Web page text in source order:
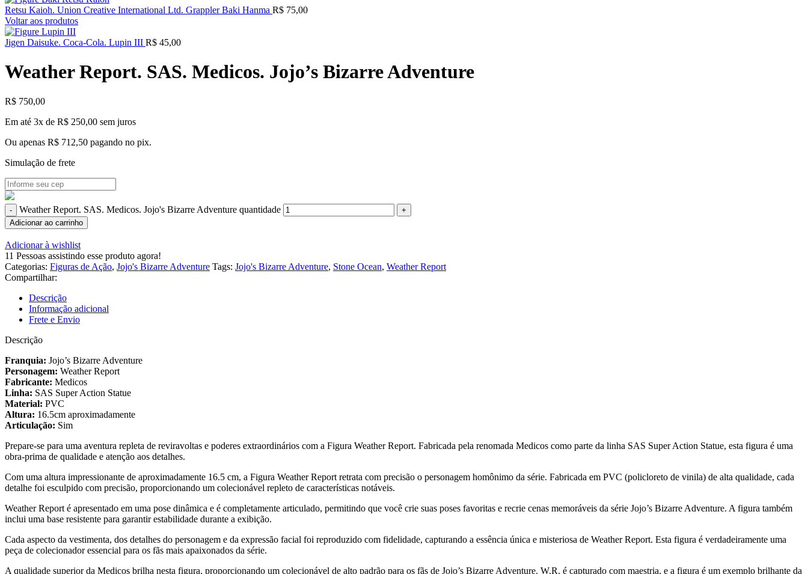
Retsu Kaioh. Union Creative International Ltd. Grappler Baki Hanma R$ 75,00
Voltar aos produtos
Jigen Daisuke. Coca-Cola. Lupin III R$ 45,00
Weather Report. SAS. Medicos. Jojo’s Bizarre Adventure
R$ 750,00
Em até 3x de R$ 250,00 sem juros
Ou apenas R$ 712,50 pagando no pix.
Simulação de frete
Weather Report. SAS. Medicos. Jojo's Bizarre Adventure quantidade
Adicionar ao carrinho
Adicionar à wishlist
11 Pessoas assistindo esse produto agora!
Categorias: Figuras de Ação, Jojo's Bizarre Adventure Tags: Jojo's Bizarre Adventure, Stone Ocean, Weather Report
Compartilhar:
Descrição
Informação adicional
Frete e Envio
Descrição
Franquia: Jojo’s Bizarre Adventure
Personagem: Weather Report
Fabricante: Medicos
Linha: SAS Super Action Statue
Material: PVC
Altura: 16.5cm aproximadamente
Articulação: Sim
Prepare-se para uma aventura repleta de reviravoltas e poderes extraordinários com a Figura Weather Report. Fabricada pela renomada Medicos como parte da linha SAS Super Action Statue, esta figura é uma
obra-prima de qualidade e atenção aos detalhes.
Com uma altura impressionante de aproximadamente 16.5 cm, a Figura Weather Report retrata com precisão o personagem homônimo da série. Fabricada em PVC (policloreto de vinila) de alta qualidade, cada
detalhe foi esculpido com precisão, proporcionando um colecionável repleto de características notáveis.
Weather Report é apresentado em uma pose dinâmica e é completamente articulado, permitindo que você crie suas poses favoritas e recrie cenas memoráveis da série Jojo’s Bizarre Adventure. A figura também
inclui uma base resistente para garantir estabilidade durante a exibição.
Cada aspecto da vestimenta, dos detalhes do personagem e da expressão facial foi reproduzido com fidelidade, capturando a essência única e misteriosa de Weather Report. Esta figura é verdadeiramente uma
peça de colecionador essencial para os fãs mais apaixonados da série.
A qualidade superior da Medicos brilha nesta figura, proporcionando um colecionável de alto padrão para os fãs de Jojo’s Bizarre Adventure. W.R. é capturado com maestria, e a figura é um exemplo brilhante da